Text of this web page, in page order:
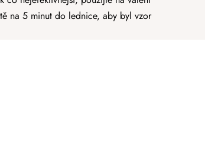
na 5 minut do lednice, aby byl vzor